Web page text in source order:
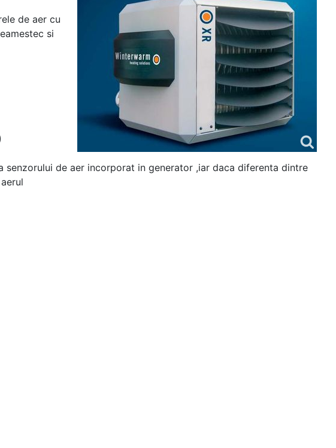
de aer cu
si
de aer incorporat in generator ,iar daca diferenta dintre